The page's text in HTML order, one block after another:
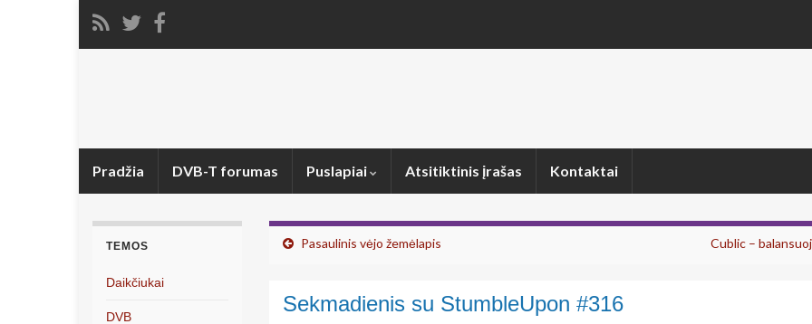
Pradžia DVB-T forumas Puslapiai Atsitiktinis įrašas Kontaktai
Pasaulinis vėjo žemėlapis Cublic –
Sekmadienis su StumbleUpon #316
TEMOS
Daikčiukai
DVB